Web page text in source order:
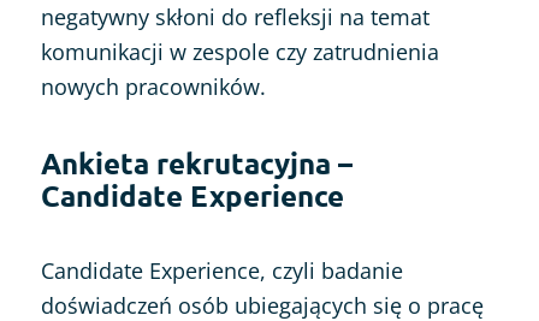
negatywny skłoni do refleksji na temat
komunikacji w zespole czy zatrudnienia
nowych pracowników.
Ankieta rekrutacyjna –
Candidate Experience
Candidate Experience, czyli badanie
doświadczeń osób ubiegających się o pracę